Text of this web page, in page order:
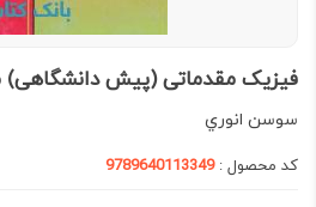
فیزیک مقدماتی (پیش دانشگاهی)
سوسن انوري
کد محصول :9789640113349